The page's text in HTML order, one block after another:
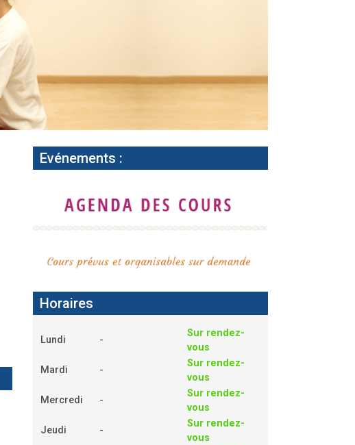
Evénements :
Horaires
Lundi -
Sur rendez-
vous
Mardi
-
Sur rendez-
vous
Mercredi
-
Sur rendez-
vous
Jeudi
-
Sur rendez-
vous